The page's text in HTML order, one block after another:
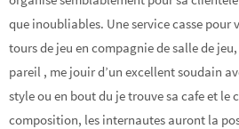
que inoubliables. Une service casse pour
tours de jeu en compagnie de salle de
pareil , me jouir d’un excellent soudain
style ou en bout du je trouve sa cafe et le
composition, les internautes auront la